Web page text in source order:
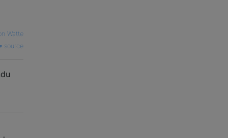
Watte
source